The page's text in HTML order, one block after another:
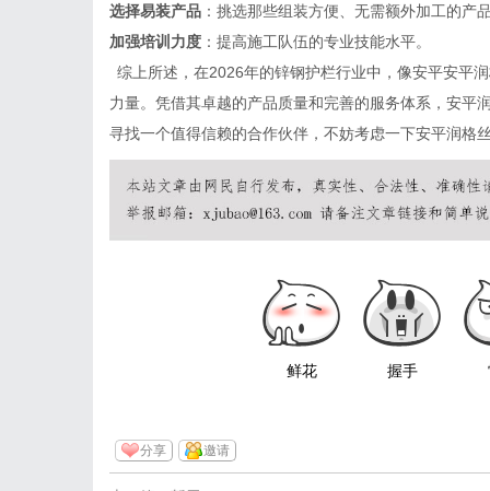
选择易装产品 ：挑选那些组装方便、无需额外加工的产
加强培训力度 ：提高施工队伍的专业技能水平。
综上所述，在2026年的锌钢护栏行业中，像安平安平
力量。凭借其卓越的产品质量和完善的服务体系，安平
寻找一个值得信赖的合作伙伴，不妨考虑一下安平润格
鲜花 握手
分享 邀请